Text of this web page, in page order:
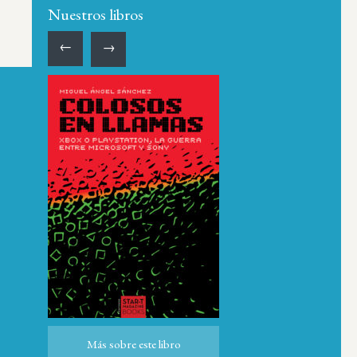
Nuestros libros
← →
Más sobre este libro